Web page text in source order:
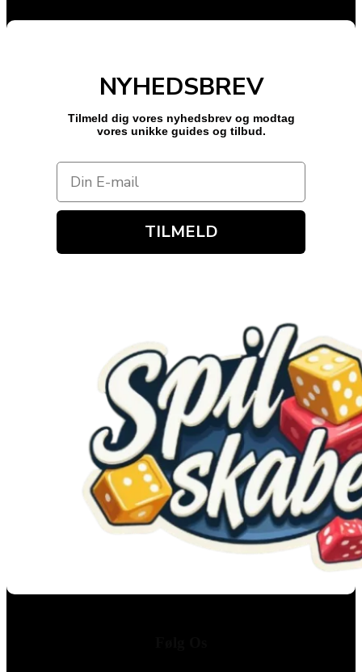
NYHEDSBREV
Tilmeld dig vores nyhedsbrev og modtag
vores unikke guides og tilbud.
TILMELD